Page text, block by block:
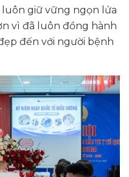
luôn giữ vững ngọn lửa
vì đã luôn đồng hành
đến với người bệnh